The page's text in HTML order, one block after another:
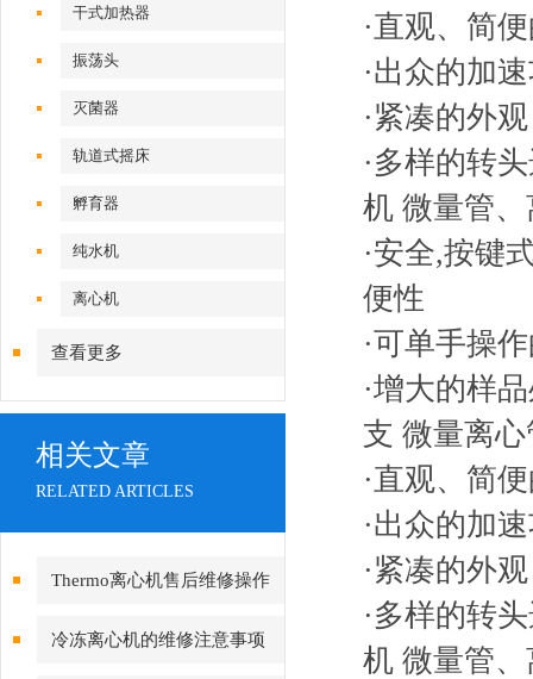
干式加热器
振荡头
灭菌器
轨道式摇床
孵育器
纯水机
离心机
查看更多
相关文章
RELATED ARTICLES
Thermo离心机售后维修操作
方法
冷冻离心机的维修注意事项
·直观、简
·出众的加
·紧凑的外观
·多样的转
机 微量管
·安全,按键
便性
·可单手操
·增大的样
支 微量离
·直观、简
·出众的加
·紧凑的外观
·多样的转
机 微量管